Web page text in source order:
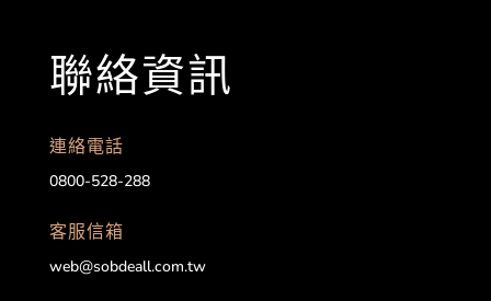
聯絡資訊
連絡電話
0800-528-288
客服信箱
web@sobdeall.com.tw